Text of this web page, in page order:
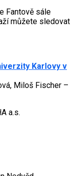
Fantově sále
můžete sledovat
Karlovy v
Miloš Fischer –
a.s.